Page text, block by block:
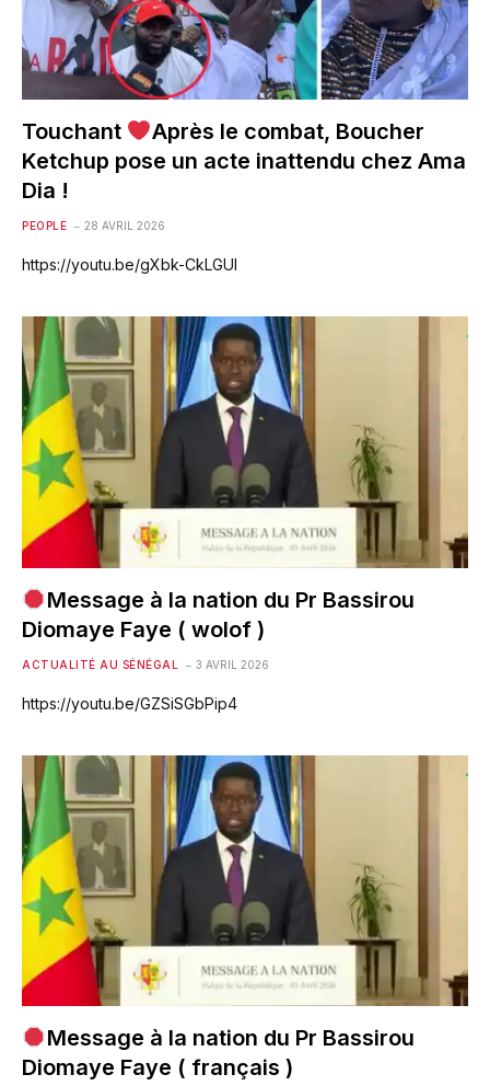
Touchant
Après le combat, Boucher
Ketchup pose un acte inattendu chez Ama
Dia !
PEOPLE 28 AVRIL 2026
https://youtu.be/gXbk-CkLGUI
Message à la nation du Pr Bassirou
Diomaye Faye ( wolof )
ACTUALITÉ AU SÉNÉGAL 3 AVRIL 2026
https://youtu.be/GZSiSGbPip4
Message à la nation du Pr Bassirou
Diomaye Faye ( français )